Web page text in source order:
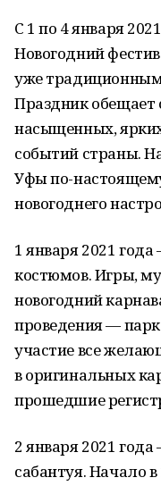
С 1 по 4 января
Новогодний
уже
Праздник обещает
насыщенных,
событий страны.
Уфы по-
новогоднего
1 января 2021
костюмов. Игры,
новогодний
проведения —
участие все
в оригинальных
прошедшие
2 января 2021
сабантуя. Начало